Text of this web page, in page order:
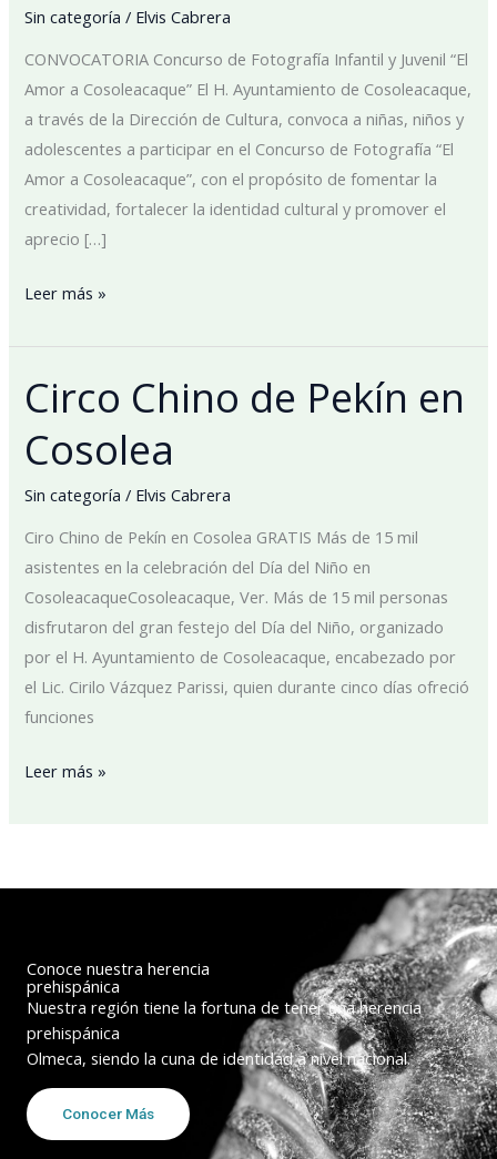
Sin categoría / Elvis Cabrera
CONVOCATORIA Concurso de Fotografía Infantil y Juvenil “El
Amor a Cosoleacaque” El H. Ayuntamiento de Cosoleacaque,
a través de la Dirección de Cultura, convoca a niñas, niños y
adolescentes a participar en el Concurso de Fotografía “El
Amor a Cosoleacaque”, con el propósito de fomentar la
creatividad, fortalecer la identidad cultural y promover el
aprecio […]
Leer más »
Circo Chino de Pekín en
Cosolea
Sin categoría / Elvis Cabrera
Ciro Chino de Pekín en Cosolea GRATIS Más de 15 mil
asistentes en la celebración del Día del Niño en
CosoleacaqueCosoleacaque, Ver. Más de 15 mil personas
disfrutaron del gran festejo del Día del Niño, organizado
por el H. Ayuntamiento de Cosoleacaque, encabezado por
el Lic. Cirilo Vázquez Parissi, quien durante cinco días ofreció
funciones
Circo
Chino
de
en
Cosolea
Leer más »
Conoce nuestra herencia
prehispánica
Nuestra región tiene la fortuna de tener una herencia
prehispánica
Olmeca, siendo la cuna de identidad a nivel nacional.
Conocer Más